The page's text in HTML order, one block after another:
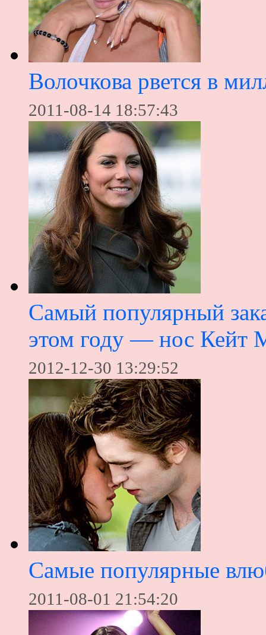
Волочкова рвется в
2011-08-14 18:57:43
Самый популярный
этом году — нос Кейт
2012-12-30 13:29:52
Самые популярные
2011-08-01 21:54:20